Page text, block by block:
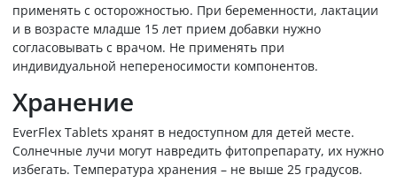
применять с осторожностью. При беременности, лактации
и в возрасте младше 15 лет прием добавки нужно
согласовывать с врачом. Не применять при
индивидуальной непереносимости компонентов.
Хранение
EverFlex Tablets хранят в недоступном для детей месте.
Солнечные лучи могут навредить фитопрепарату, их нужно
избегать. Температура хранения – не выше 25 градусов.